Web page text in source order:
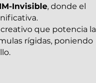
Invisible, donde el
que potencia la
rígidas, poniendo